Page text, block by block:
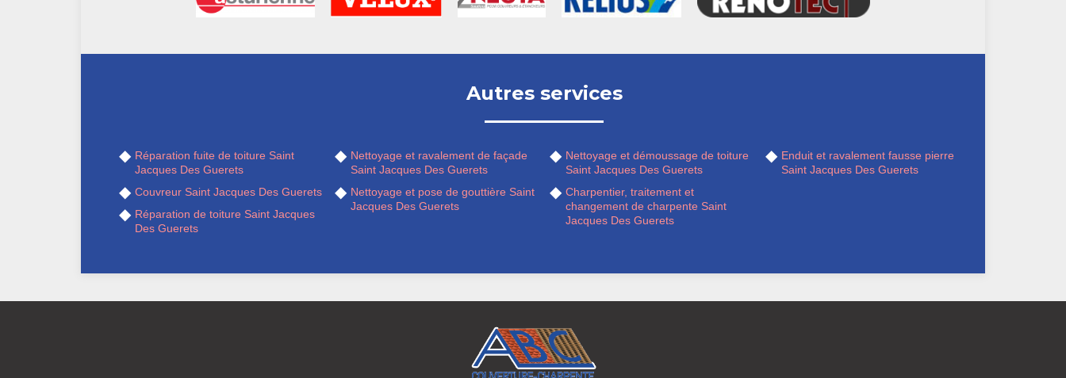
Autres services
Réparation fuite de toiture Saint
Jacques Des Guerets
Couvreur Saint Jacques Des Guerets
Réparation de toiture Saint Jacques
Des Guerets
Nettoyage et ravalement de façade
Saint Jacques Des Guerets
Nettoyage et pose de gouttière Saint
Jacques Des Guerets
Nettoyage et démoussage de toiture
Saint Jacques Des Guerets
Charpentier, traitement et
changement de charpente Saint
Jacques Des Guerets
Enduit et ravalement fausse pierre
Saint Jacques Des Guerets